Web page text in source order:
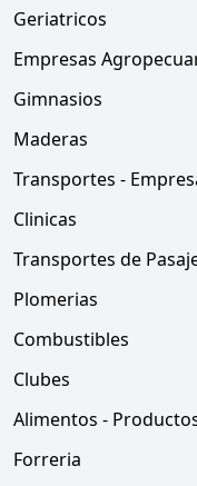
Geriatricos
Empresas
Gimnasios
Maderas
Transportes -
Clinicas
Transportes de
Plomerias
Combustibles
Clubes
Alimentos -
Forreria